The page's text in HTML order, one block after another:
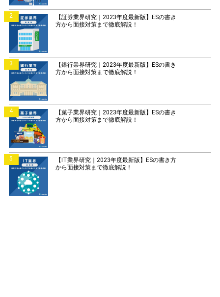
2
【証券業界研究｜2023年度最新版】ESの書き
方から面接対策まで徹底解説！
3
【銀行業界研究｜2023年度最新版】ESの書き
方から面接対策まで徹底解説！
4
【菓子業界研究｜2023年度最新版】ESの書き
方から面接対策まで徹底解説！
5
【IT業界研究｜2023年度最新版】ESの書き方
から面接対策まで徹底解説！